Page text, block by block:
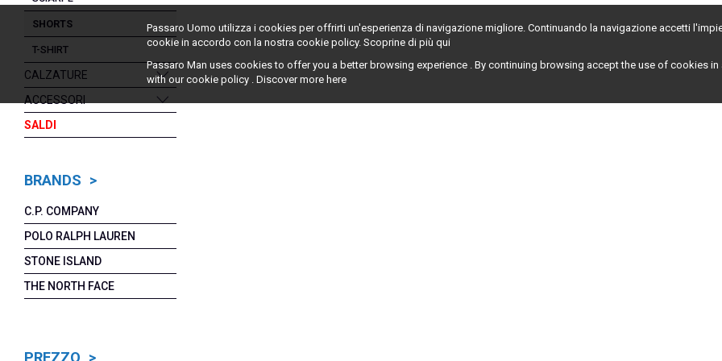
Passaro Uomo utilizza i cookies per offrirti un'esperienza di navigazione migliore. Continuando la navigazione accetti
cookie in accordo con la nostra cookie policy. Scoprine di più qui
Passaro Man uses cookies to offer you a better browsing experience . By continuing browsing accept the use of cookies
with our cookie policy . Discover more here
SHORTS
T-SHIRT
CALZATURE
ACCESSORI
SALDI
BRANDS >
C.P. COMPANY
POLO RALPH LAUREN
STONE ISLAND
THE NORTH FACE
PREZZO >